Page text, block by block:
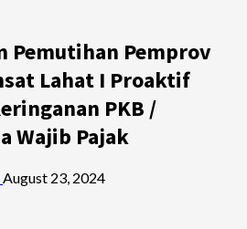
Pemutihan Pemprov
Lahat I Proaktif
PKB /
Wajib Pajak
August 23, 2024